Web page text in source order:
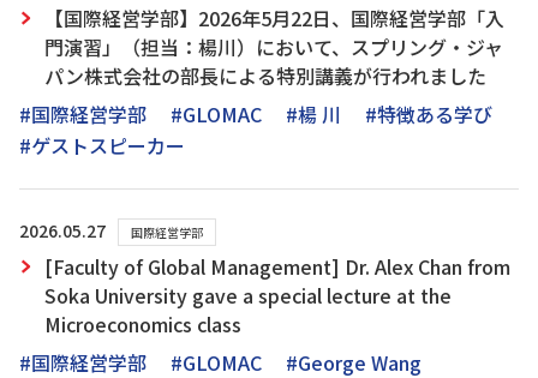
【国際経営学部】2026年5月22日、国際経営学部「入
門演習」（担当：楊川）において、スプリング・ジャ
パン株式会社の部長による特別講義が行われました
#国際経営学部
#GLOMAC #楊 川
#特徴ある学び
#ゲストスピーカー
2026.05.27 国際経営学部
[Faculty of Global Management] Dr. Alex Chan from
Soka University gave a special lecture at the
Microeconomics class
#国際経営学部
#GLOMAC
#George Wang